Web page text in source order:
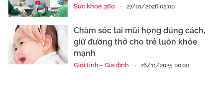
Sức khoẻ 360 27/01/2026 05:00
Chăm sóc tai mũi họng đúng cách,
giữ đường thở cho trẻ luôn khỏe
mạnh
Giới tính - Gia đình 26/11/2025 00:00